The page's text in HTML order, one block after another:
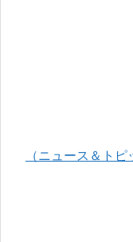
（ニュース＆ト